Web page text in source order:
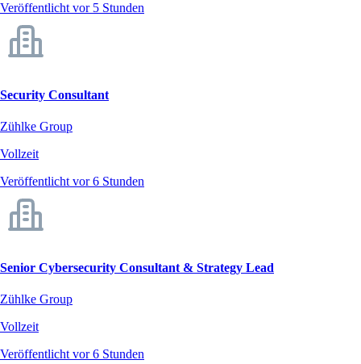
Veröffentlicht vor 5 Stunden
Security Consultant
Zühlke Group
Vollzeit
Veröffentlicht vor 6 Stunden
Senior Cybersecurity Consultant & Strategy Lead
Zühlke Group
Vollzeit
Veröffentlicht vor 6 Stunden